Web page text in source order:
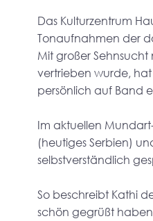
Das Kulturzentrum
Tonaufnahmen der
Mit großer
vertrieben wurde,
persönlich auf Band
Im aktuellen
(heutiges Serbien)
selbstverständlich
So beschreibt Kathi
schön gegrüßt